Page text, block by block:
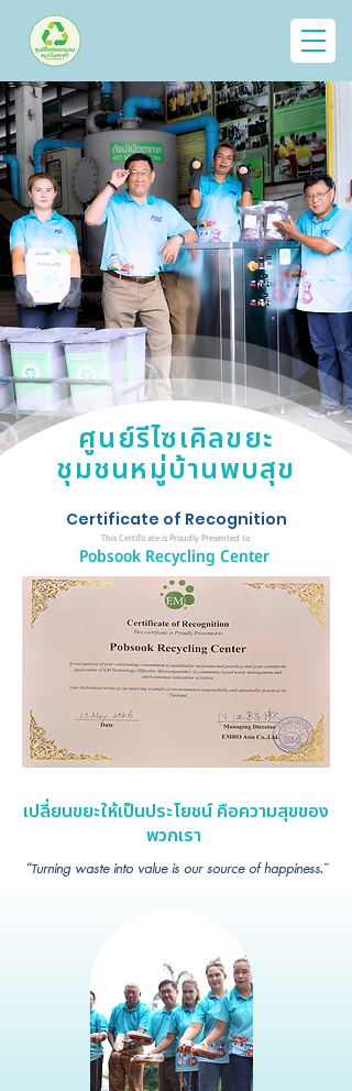
ศูนย์รีไซเคิลขยะ
ชุมชนหมู่บ้านพบสุข
Certificate of Recognition
This Certificate is Proudly Presented to
Pobsook Recycling Center
เปลี่ยนขยะให้เป็นประโยชน์ คือความสุขของ
พวกเรา
“Turning waste into value is our source of happiness.”